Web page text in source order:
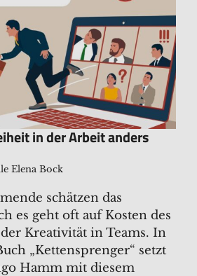
in der Arbeit anders
Elena Bock
schätzen das
es geht oft auf Kosten des
Kreativität in Teams. In
„Kettensprenger“ setzt
Hamm mit diesem